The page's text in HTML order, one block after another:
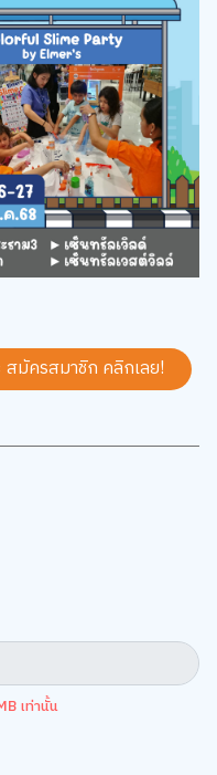
สมัครสมาชิก คลิกเลย!
เท่านั้น